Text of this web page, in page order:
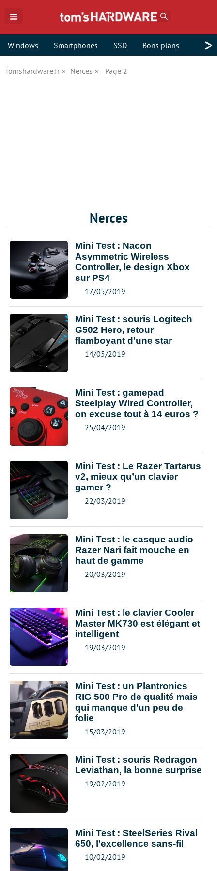
Windows Smartphones SSD Bons plans >
Tomshardware.fr Nerces Page 2
Nerces
Mini Test : Nacon
Asymmetric Wireless
Controller, le design Xbox
sur PS4
17/05/2019
Mini Test : souris Logitech
G502 Hero, retour
flamboyant d’une star
14/05/2019
Mini Test : gamepad
Steelplay Wired Controller,
on excuse tout à 14 euros ?
25/04/2019
Mini Test : Le Razer Tartarus
v2, mieux qu’un clavier
gamer ?
22/03/2019
Mini Test : le casque audio
Razer Nari fait mouche en
haut de gamme
20/03/2019
Mini Test : le clavier Cooler
Master MK730 est élégant et
intelligent
19/03/2019
Mini Test : un Plantronics
RIG 500 Pro de qualité mais
qui manque d’un peu de
folie
15/03/2019
Mini Test : souris Redragon
Leviathan, la bonne surprise
19/02/2019
Mini Test : SteelSeries Rival
650, l’excellence sans-fil
10/02/2019